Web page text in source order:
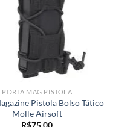
PORTA MAG PISTOLA
Pistola Bolso Tático
Molle Airsoft